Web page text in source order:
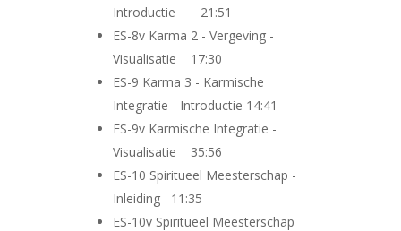
Introductie 21:51
ES-8v Karma 2 - Vergeving -
Visualisatie 17:30
ES-9 Karma 3 - Karmische
Integratie - Introductie 14:41
ES-9v Karmische Integratie -
Visualisatie 35:56
ES-10 Spiritueel Meesterschap -
Inleiding 11:35
ES-10v Spiritueel Meesterschap